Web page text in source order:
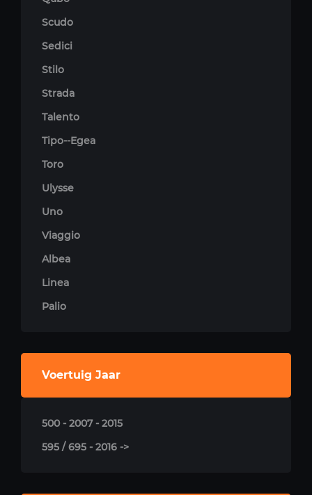
Scudo
Sedici
Stilo
Strada
Talento
Tipo--Egea
Toro
Ulysse
Uno
Viaggio
Albea
Linea
Palio
Voertuig Jaar
500 - 2007 - 2015
595 / 695 - 2016 ->